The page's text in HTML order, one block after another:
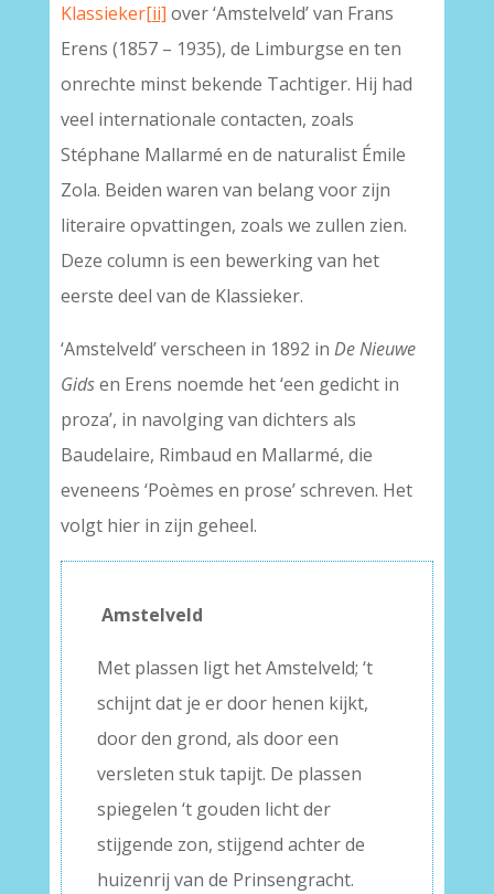
Klassieker[ii] over ‘Amstelveld’ van Frans
Erens (1857 – 1935), de Limburgse en ten
onrechte minst bekende Tachtiger. Hij had
veel internationale contacten, zoals
Stéphane Mallarmé en de naturalist Émile
Zola. Beiden waren van belang voor zijn
literaire opvattingen, zoals we zullen zien.
Deze column is een bewerking van het
eerste deel van de Klassieker.
‘Amstelveld’ verscheen in 1892 in De Nieuwe
Gidsen Erens noemde het ‘een gedicht in
proza’, in navolging van dichters als
Baudelaire, Rimbaud en Mallarmé, die
eveneens ‘Poèmes en prose’ schreven. Het
volgt hier in zijn geheel.
Amstelveld
Met plassen ligt het Amstelveld; ‘t
schijnt dat je er door henen kijkt,
door den grond, als door een
versleten stuk tapijt. De plassen
spiegelen ‘t gouden licht der
stijgende zon, stijgend achter de
huizenrij van de Prinsengracht.